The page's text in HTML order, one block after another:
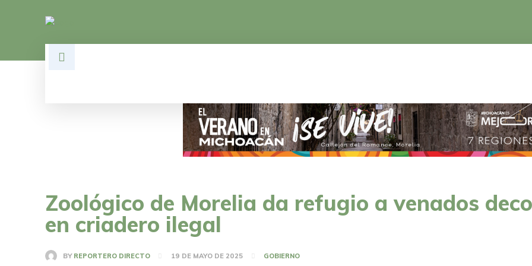
Zoológico de Morelia da refugio a venados
en criadero ilegal
BY REPORTERO DIRECTO 19 DE MAYO DE 2025 GOBIERNO